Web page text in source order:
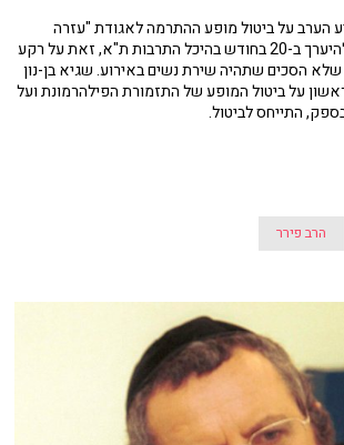
הערב על ביטול מופע ההתרמה לאגודת "עזרה
למרפא", שהיה אמור להיערך ב-20 בחודש בהיכל התרבות ת"א, זאת על רקע
הסכים שתהיה שירת נשים באירוע. שגיא בן-נון
על ביטול המופע של התזמורת הפילהרמונת ועל
התייחס לביטול.
הרב פירר